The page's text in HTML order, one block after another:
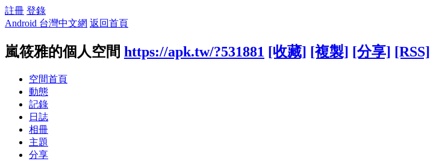
註冊 登錄
Android 台灣中文網 返回首頁
嵐筱雅的個人空間 https://apk.tw/?531881 [收藏] [複製] [分享] [RSS]
空間首頁
動態
記錄
日誌
相冊
主題
分享